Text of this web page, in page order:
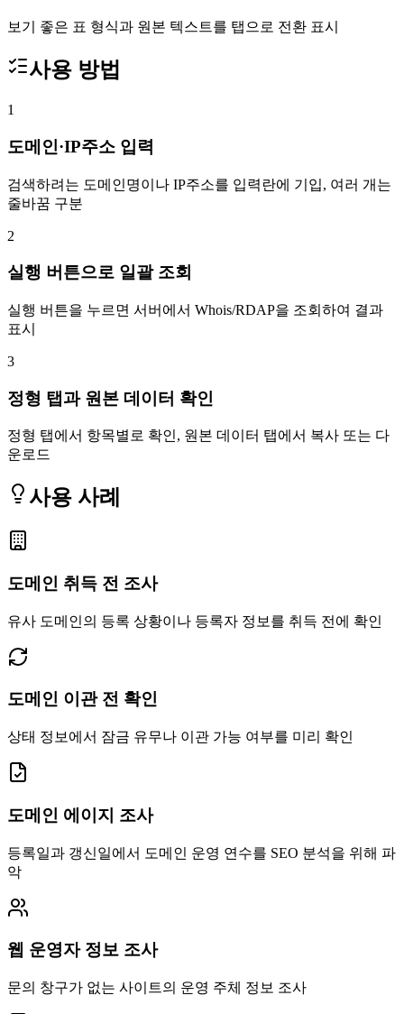
보기 좋은 표 형식과 원본 텍스트를 탭으로 전환 표시
사용 방법
1
도메인·IP주소 입력
검색하려는 도메인명이나 IP주소를 입력란에 기입, 여러 개는
줄바꿈 구분
2
실행 버튼으로 일괄 조회
실행 버튼을 누르면 서버에서 Whois/RDAP을 조회하여 결과
표시
3
정형 탭과 원본 데이터 확인
정형 탭에서 항목별로 확인, 원본 데이터 탭에서 복사 또는 다
운로드
사용 사례
도메인 취득 전 조사
유사 도메인의 등록 상황이나 등록자 정보를 취득 전에 확인
도메인 이관 전 확인
상태 정보에서 잠금 유무나 이관 가능 여부를 미리 확인
도메인 에이지 조사
등록일과 갱신일에서 도메인 운영 연수를 SEO 분석을 위해 파
악
웹 운영자 정보 조사
문의 창구가 없는 사이트의 운영 주체 정보 조사